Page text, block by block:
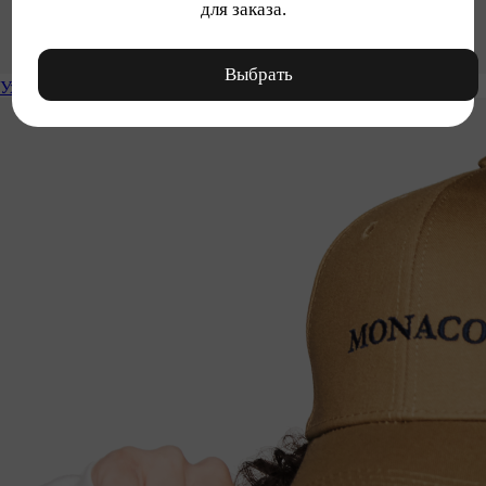
Уход
для заказа.
Выбрать